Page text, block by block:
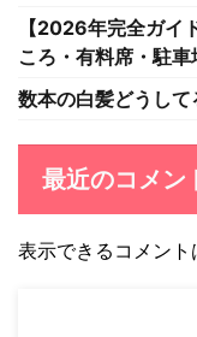
【2026年完全ガイ
ころ・有料席・駐
数本の白髪どうし
最近のコメン
表示できるコメント